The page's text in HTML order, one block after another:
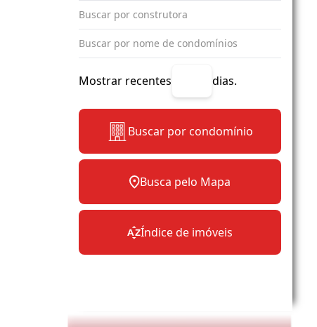
Mostrar recentes dias.
Buscar por condomínio
Busca pelo Mapa
Índice de imóveis